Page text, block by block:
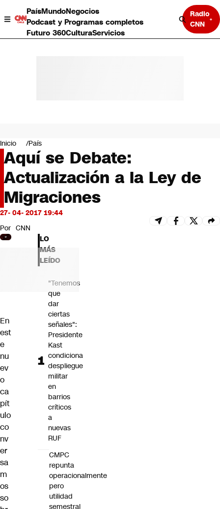
PaísMundoNegocios
Podcast y Programas completos
Futuro 360CulturaServicios
Radio
CNN
Negocios
Deportes
Programas completos
Cultura
Servicios
Bits
CNN Data
CNN tiempo
Futuro 360
Opinión
Inicio País
Aquí se Debate:
Actualización a la Ley de
Migraciones
27- 04- 2017 19:44
Por CNN
En
est
e
nu
ev
o
ca
pít
ulo
co
nv
er
sa
m
os
so
LO
MÁS
LEÍDO
"Tenemos
que
dar
ciertas
señales":
Presidente
Kast
condiciona
despliegue
militar
en
barrios
críticos
a
nuevas
RUF
CMPC
repunta
operacionalmente
pero
utilidad
semestral